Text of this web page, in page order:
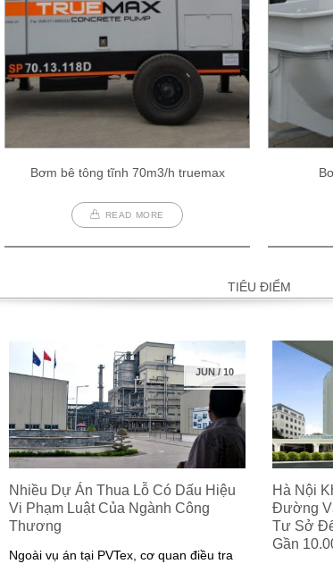
Bơm bê tông tĩnh 70m3/h truemax
READ MORE
TIÊU ĐIỂM
JUN/10
Nhiều Dự Án Thua Lỗ Có Dấu Hiệu
Vi Phạm Luật Của Ngành Công
Thương
Ngoài vụ án tại PVTex, cơ quan điều tra
Hà Nội
Đường
Tư Sở
Gần